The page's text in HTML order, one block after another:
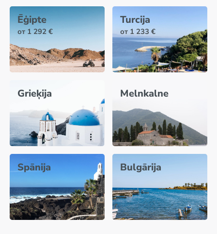
Ēģipte
от 1 292 €
Turcija
от 1 233 €
Grieķija Melnkalne
Spānija Bulgārija